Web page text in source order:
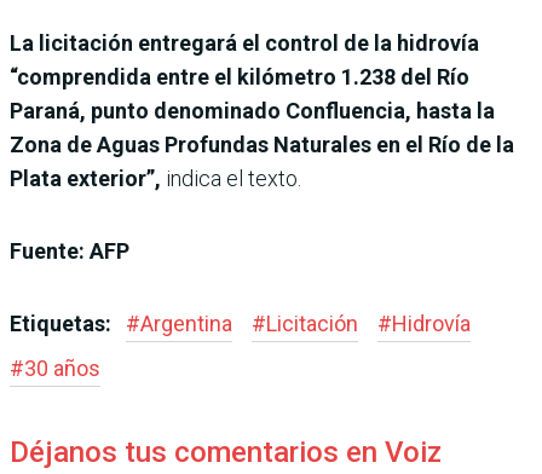
La licitación entregará el control de la hidrovía
“comprendida entre el kilómetro 1.238 del Río
Paraná, punto denominado Confluencia, hasta la
Zona de Aguas Profundas Naturales en el Río de la
Plata exterior”, indica el texto.
Fuente: AFP
Etiquetas: #Argentina #Licitación #Hidrovía
#30 años
Déjanos tus comentarios en Voiz